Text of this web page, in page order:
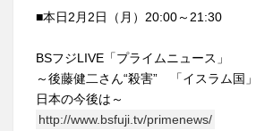
■本日2 月 2日（ 月 ） 20:00～ 21:30
BSフジLIVE 「プライムニュース」
～後藤健二さん“殺害” 「イスラム国
日本の今後は～
http://www.bsfuji.tv/primenews/